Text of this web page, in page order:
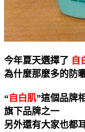
今年夏天選擇了 自
為什麼那麼多的防
“自白肌”這個品牌
旗下品牌之一
另外還有大家也都